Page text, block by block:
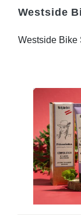
Westside
Westside Bike